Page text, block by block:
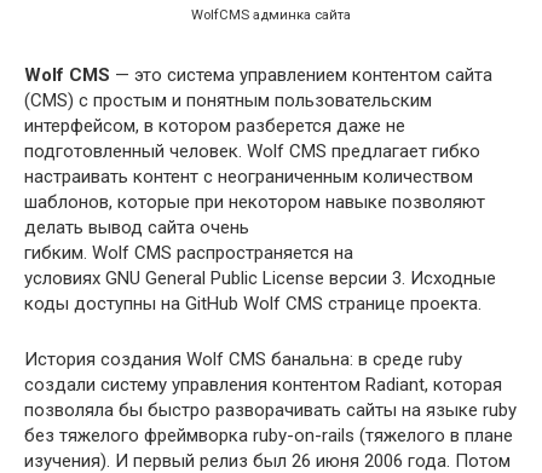
WolfCMS админка сайта
Wolf CMS — это система управлением контентом сайта
(CMS) с простым и понятным пользовательским
интерфейсом, в котором разберется даже не
подготовленный человек. Wolf CMS предлагает гибко
настраивать контент с неограниченным количеством
шаблонов, которые при некотором навыке позволяют
делать вывод сайта очень
гибким. Wolf CMS распространяется на
условиях GNU General Public License версии 3. Исходные
коды доступны на GitHub Wolf CMS странице проекта.
История создания Wolf CMS банальна: в среде ruby
создали систему управления контентом Radiant, которая
позволяла бы быстро разворачивать сайты на языке ruby
без тяжелого фреймворка ruby-on-rails (тяжелого в плане
изучения). И первый релиз был 26 июня 2006 года. Потом